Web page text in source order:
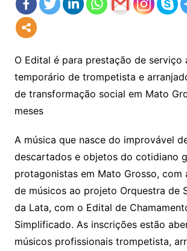
O Edital é para prestação de serviço
temporário de trompetista e
de transformação social em Mato
meses
A música que nasce do improvável
descartados e objetos do cotidiano
protagonistas em Mato Grosso, com
de músicos ao projeto Orquestra de
da Lata, com o Edital de
Simplificado. As inscrições estão
músicos profissionais trompetista,